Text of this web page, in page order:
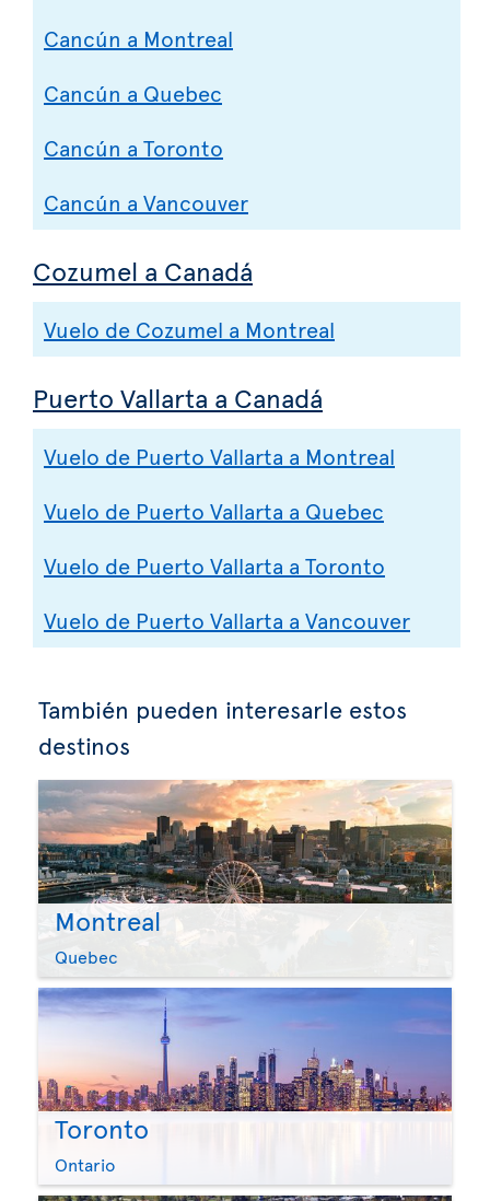
Cancún a Montreal
Cancún a Quebec
Cancún a Toronto
Cancún a Vancouver
Cozumel a Canadá
Vuelo de Cozumel a Montreal
Puerto Vallarta a Canadá
Vuelo de Puerto Vallarta a Montreal
Vuelo de Puerto Vallarta a Quebec
Vuelo de Puerto Vallarta a Toronto
Vuelo de Puerto Vallarta a Vancouver
También pueden interesarle estos
destinos
Montreal
Quebec
Toronto
Ontario